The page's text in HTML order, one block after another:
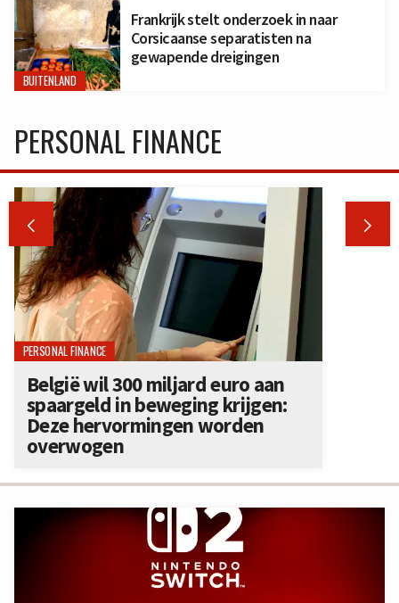
BUITENLAND
Frankrijk stelt onderzoek in naar
Corsicaanse separatisten na
gewapende dreigingen
PERSONAL FINANCE
 
PERSONAL FINANCE
België wil 300 miljard euro aan
spaargeld in beweging krijgen:
Deze hervormingen worden
overwogen